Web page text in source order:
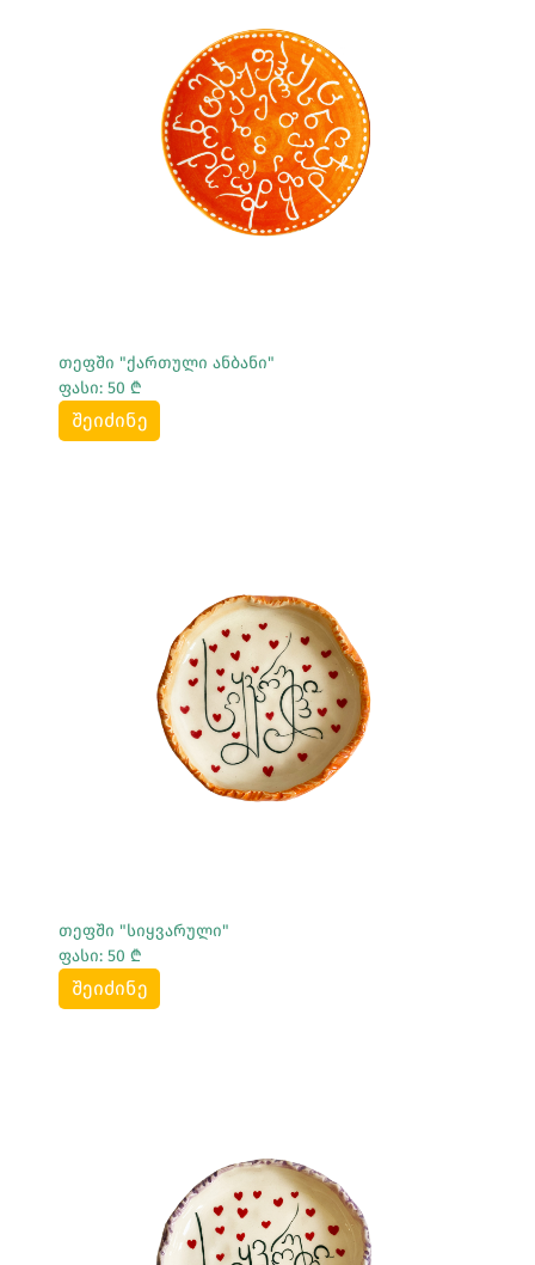
Სრულად Ნახვა
თეფში "ქართული ანბანი"
ფასი: 50 ₾
შეიძინე
Სრულად Ნახვა
თეფში "სიყვარული"
ფასი: 50 ₾
შეიძინე
Სრულად Ნახვა